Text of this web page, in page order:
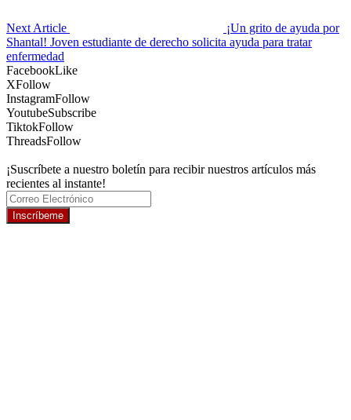
Next Article
¡Un grito de ayuda por
Shantal! Joven estudiante de derecho solicita ayuda para tratar
enfermedad
FacebookLike
XFollow
InstagramFollow
YoutubeSubscribe
TiktokFollow
ThreadsFollow
¡Suscríbete a nuestro boletín para recibir nuestros artículos más
recientes al instante!
Inscríbeme